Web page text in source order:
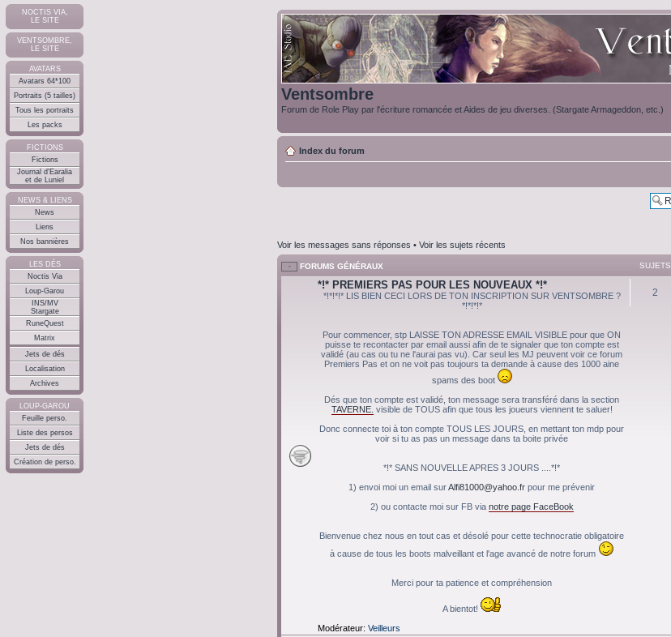
NOCTIS VIA,
LE SITE
VENTSOMBRE,
LE SITE
AVATARS
Avatars 64*100
Portraits (5 tailles)
Tous les portraits
Les packs
FICTIONS
Fictions
Journal d'Earalia
et de Luniel
NEWS & LIENS
News
Liens
Nos bannières
LES DÉS
Noctis Via
Loup-Garou
INS/MV
Stargate
RuneQuest
Matrix
Jets de dés
Localisation
Archives
LOUP-GAROU
Feuille perso.
Liste des persos
Jets de dés
Création de perso.
Ventsombre
Forum de Role Play par l'écriture romancée et Aides de jeu diverses. (Stargate Armageddon, etc.)
Index du forum
Voir les messages sans réponses • Voir les sujets récents
FORUMS GÉNÉRAUX SUJETS
*!* PREMIERS PAS POUR LES NOUVEAUX *!*
*!*!*!* LIS BIEN CECI LORS DE TON INSCRIPTION SUR VENTSOMBRE ?
*!*!*!*
Pour commencer, stp LAISSE TON ADRESSE EMAIL VISIBLE pour que ON
puisse te recontacter par email aussi afin de te signaler que ton compte est
validé (au cas ou tu ne l'aurai pas vu). Car seul les MJ peuvent voir ce forum
Premiers Pas et on ne voit pas toujours ta demande à cause des 1000 aine
spams des boot
Dés que ton compte est validé, ton message sera transféré dans la section
TAVERNE. visible de TOUS afin que tous les joueurs viennent te saluer!
Donc connecte toi à ton compte TOUS LES JOURS, en mettant ton mdp pour
voir si tu as pas un message dans ta boite privée
*!* SANS NOUVELLE APRES 3 JOURS ....*!*
1) envoi moi un email surAlfi81000@yahoo.fr pour me prévenir
2) ou contacte moi sur FB via notre page FaceBook
Bienvenue chez nous en tout cas et désolé pour cette technocratie obligatoire
à cause de tous les boots malveillant et l'age avancé de notre forum
Merci pour ta patience et compréhension
A bientot!
Modérateur: Veilleurs
2